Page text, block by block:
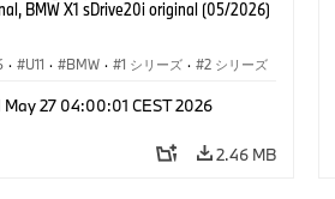
BMW X1 sDrive20i original (05/2026)
· U11 · BMW · 1 シリーズ ·
2 シリーズ
May 27 04:00:01 CEST 2026
2.46 MB